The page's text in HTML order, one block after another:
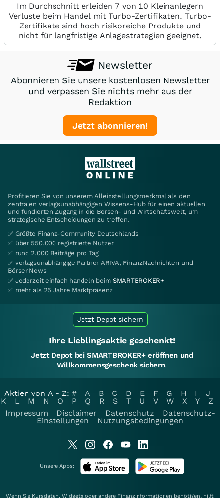
Im Durchschnitt erleiden 7 von 10 Kleinanlegern
Verluste beim Handel mit Turbo-Zertifikaten. Turbo-
Zertifikate sind hoch risikoreiche Produkte und
nicht für langfristige Anlagestrategien geeignet.
Newsletter
Abonnieren Sie unsere kostenlosen Newsletter
und verpassen Sie nichts mehr aus der
Redaktion
Jetzt abonnieren!
Profitieren Sie von unserem Alleinstellungsmerkmal als den
zentralen verlagsunabhängigen Wissens-Hub für einen aktuellen
und fundierten Zugang in die Börsen- und Wirtschaftswelt, um
strategische Entscheidungen zu treffen.
✅ Größte Finanz-Community Deutschlands
✅ über 550.000 registrierte Nutzer
✅ rund 2.000 Beiträge pro Tag
✅ verlagsunabhängige Partner ARIVA, FinanzNachrichten und
BörsenNews
✅ Jederzeit einfach handeln beim SMARTBROKER+
✅ mehr als 25 Jahre Marktpräsenz
Jetzt Depot sichern
Ihre Lieblingsaktie geschenkt!
Jetzt Depot bei SMARTBROKER+ eröffnen und
Willkommensgeschenk sichern.
Aktien von A - Z: # A B C D E F G H I
J
K
L M N O P Q R S T U V W X Y
Z
Impressum
Disclaimer Datenschutz
Datenschutz-
Einstellungen
Nutzungsbedingungen
Unsere Apps:
Wenn Sie Kursdaten, Widgets oder andere Finanzinformationen benötigen, hilft